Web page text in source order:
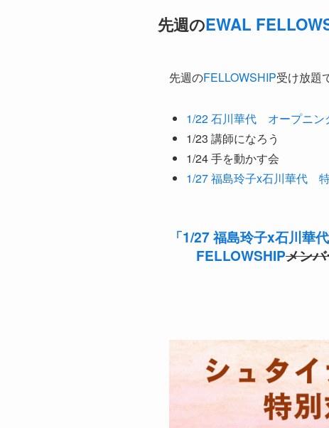
先週のEWAL
先週のFELLOWSHIP受け放題
1/22 石川華代 オープニン
1/23 講師になろう
1/24 手を動かす会
1/27 福島玲子x石川華代
「1/27 福島玲子x石川華
FELLOWSHIPメン